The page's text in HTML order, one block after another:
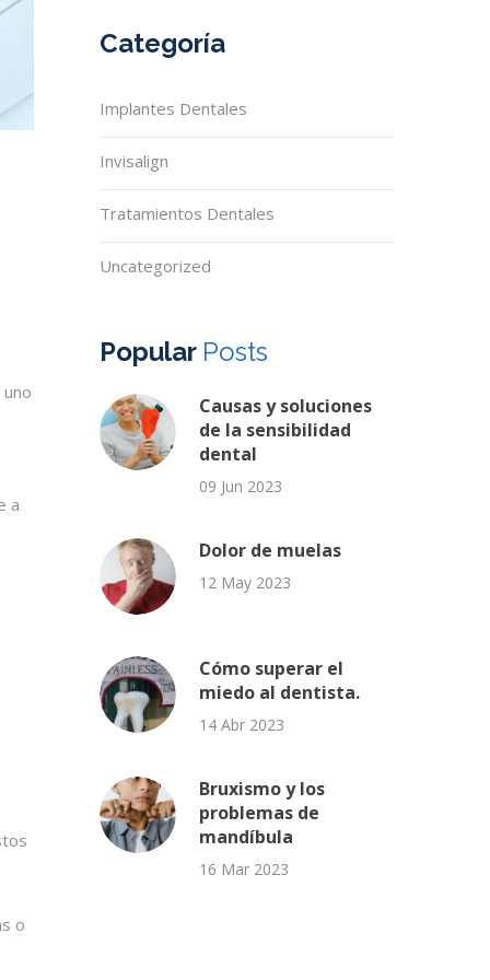
a
o
Categoría
Implantes Dentales
Invisalign
Tratamientos Dentales
Uncategorized
Popular Posts
Causas y soluciones
de la sensibilidad
dental
09 Jun 2023
Dolor de muelas
12 May 2023
Cómo superar el
miedo al dentista.
14 Abr 2023
Bruxismo y los
problemas de
mandíbula
16 Mar 2023